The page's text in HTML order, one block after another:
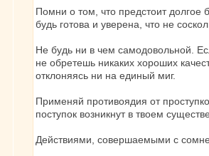
Помни о том, что предстоит долгое
будь готова и уверена, что не
Не будь ни в чем самодовольной.
не обретешь никаких хороших
отклоняясь ни на единый миг.
Применяй противоядия от
поступок возникнут в твоем
Действиями, совершаемыми с